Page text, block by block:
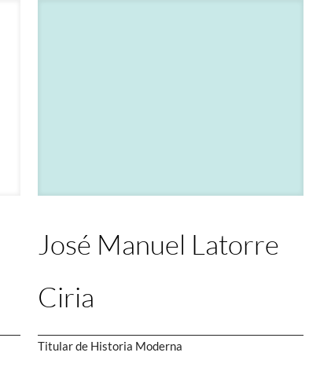
José Manuel Latorre
Ciria
Titular de Historia Moderna